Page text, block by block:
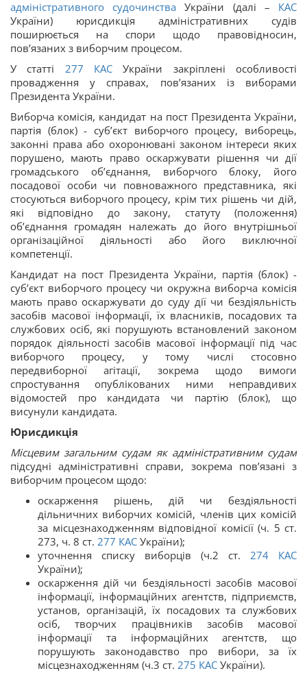
адміністративного судочинства України (далі – КАС
України) юрисдикція адміністративних судів
поширюється на спори щодо правовідносин,
пов’язаних з виборчим процесом.
У статті 277 КАС України закріплені особливості
провадження у справах, пов’язаних із виборами
Президента України.
Виборча комісія, кандидат на пост Президента України,
партія (блок) - суб’єкт виборчого процесу, виборець,
законні права або охоронювані законом інтереси яких
порушено, мають право оскаржувати рішення чи дії
громадського об’єднання, виборчого блоку, його
посадової особи чи повноважного представника, які
стосуються виборчого процесу, крім тих рішень чи дій,
які відповідно до закону, статуту (положення)
об’єднання громадян належать до його внутрішньої
організаційної діяльності або його виключної
компетенції.
Кандидат на пост Президента України, партія (блок) -
суб’єкт виборчого процесу чи окружна виборча комісія
мають право оскаржувати до суду дії чи бездіяльність
засобів масової інформації, їх власників, посадових та
службових осіб, які порушують встановлений законом
порядок діяльності засобів масової інформації під час
виборчого процесу, у тому числі стосовно
передвиборної агітації, зокрема щодо вимоги
спростування опублікованих ними неправдивих
відомостей про кандидата чи партію (блок), що
висунули кандидата.
Юрисдикція
Місцевим загальним судам як адміністративним судам
підсудні адміністративні справи, зокрема пов’язані з
виборчим процесом щодо:
оскарження рішень, дій чи бездіяльності
дільничних виборчих комісій, членів цих комісій
за місцезнаходженням відповідної комісії (ч. 5 ст.
273, ч. 8 ст. 277 КАС України);
уточнення списку виборців (ч.2 ст. 274 КАС
України);
оскарження дій чи бездіяльності засобів масової
інформації, інформаційних агентств, підприємств,
установ, організацій, їх посадових та службових
осіб, творчих працівників засобів масової
інформації та інформаційних агентств, що
порушують законодавство про вибори, за їх
місцезнаходженням (ч.3 ст. 275 КАС України).